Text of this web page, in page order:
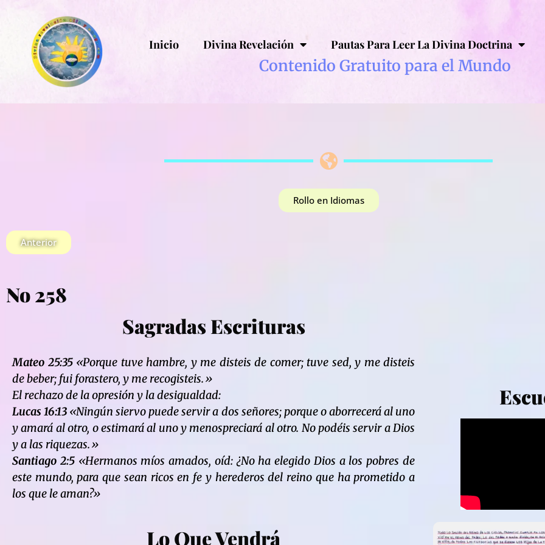
Inicio Divina Revelación Pautas Para Leer La Divina Doctrina
Contenido Gratuito para el Mundo
Rollo en Idiomas
Anterior
No 258
Sagradas Escrituras
Mateo 25:35«Porque tuve hambre, y me disteis de comer; tuve sed, y me disteis
de beber; fui forastero, y me recogisteis.»
El rechazo de la opresión y la desigualdad:
Lucas 16:13 «Ningún siervo puede servir a dos señores; porque o aborrecerá al uno
y amará al otro, o estimará al uno y menospreciará al otro. No podéis servir a Dios
y a las riquezas.»
Santiago 2:5«Hermanos míos amados, oíd: ¿No ha elegido Dios a los pobres de
este mundo, para que sean ricos en fe y herederos del reino que ha prometido a
los que le aman?»
Lo Que Vendrá